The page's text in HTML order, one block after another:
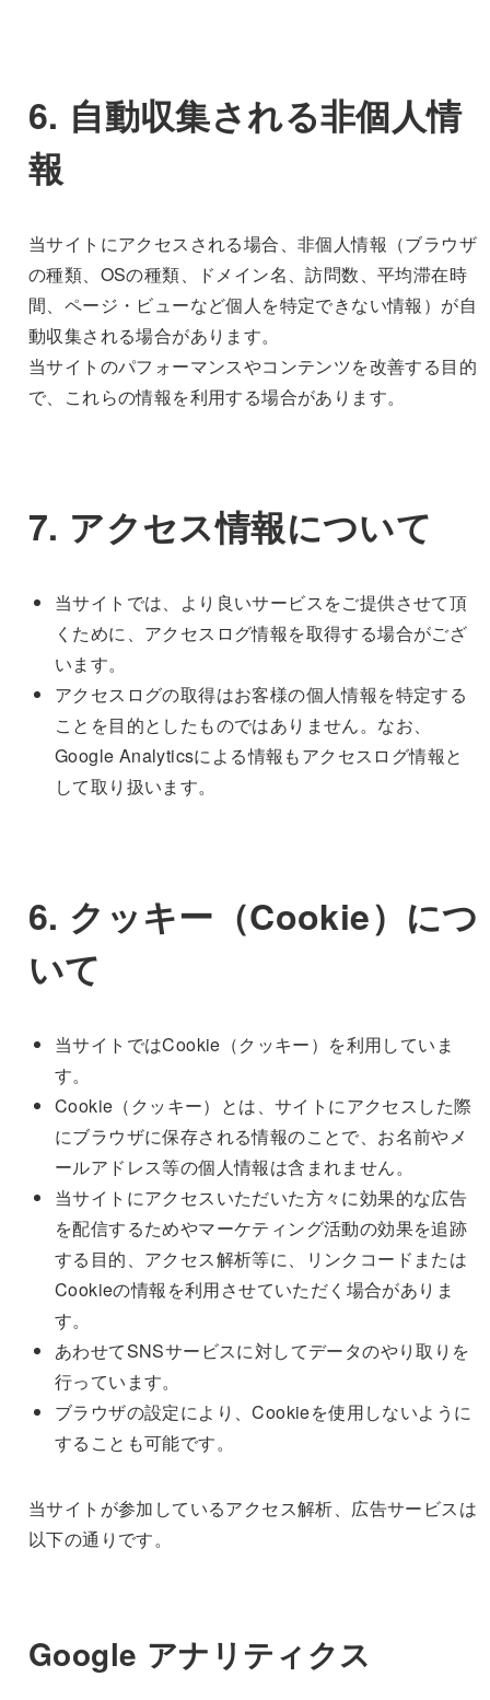
6. 自動収集される非個人情
報
当サイトにアクセスされる場合、非個人情報（ブラウザ
の種類、OSの種類、ドメイン名、訪問数、平均滞在時
間、ページ・ビューなど個人を特定できない情報）が自
動収集される場合があります。
当サイトのパフォーマンスやコンテンツを改善する目的
で、これらの情報を利用する場合があります。
7. アクセス情報について
当サイトでは、より良いサービスをご提供させて頂
くために、アクセスログ情報を取得する場合がござ
います。
アクセスログの取得はお客様の個人情報を特定する
ことを目的としたものではありません。なお、
Google Analyticsによる情報もアクセスログ情報と
して取り扱います。
6. クッキー（Cookie） につ
いて
当サイトではCookie（クッキー）を利用していま
す。
Cookie（クッキー）とは、サイトにアクセスした際
にブラウザに保存される情報のことで、お名前やメ
ールアドレス等の個人情報は含まれません。
当サイトにアクセスいただいた方々に効果的な広告
を配信するためやマーケティング活動の効果を追跡
する目的、アクセス解析等に、リンクコードまたは
Cookieの情報を利用させていただく場合がありま
す。
あわせてSNSサービスに対してデータのやり取りを
行っています。
ブラウザの設定により、Cookieを使用しないように
することも可能です。
当サイトが参加しているアクセス解析、広告サービスは
以下の通りです。
Google アナリティクス